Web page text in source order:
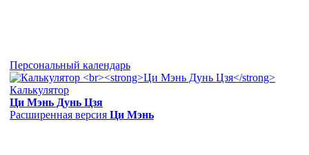
Персональный календарь
Калькулятор
Ци Мэнь Дунь Цзя
Расширенная версия Ци Мэнь